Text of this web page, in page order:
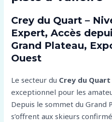
Crey du Quart –
Expert, Accès
Grand Plateau,
Ouest
Le secteur du Crey du Quart
exceptionnel pour les
Depuis le sommet du Grand
s’offrent aux skieurs